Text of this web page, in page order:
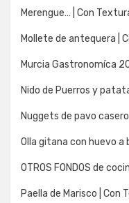
Merengue… | Con
Mollete de antequera |
Murcia Gastronomíca
Nido de Puerros y
Nuggets de pavo
Olla gitana con huevo
OTROS FONDOS de
Paella de Marisco | Con